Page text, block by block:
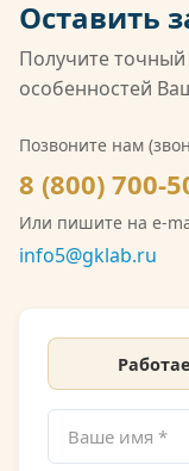
того,
(Л039-00117-
области
водных
СРО на
изысканий. Со
Росгидромета
Оставить
Получите точный
особенностей
Позвоните нам
8 (800) 700-
Или пишите на e-
info5@gklab.ru